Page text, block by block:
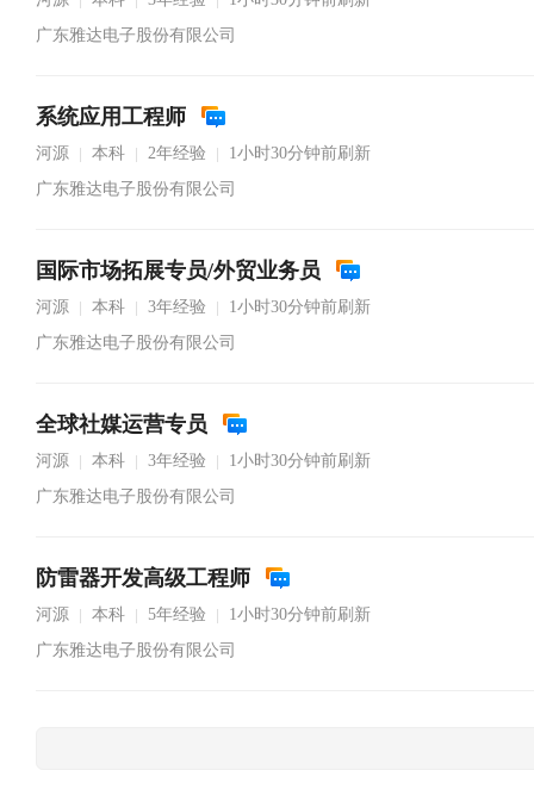
广东雅达电子股份有限公司
系统应用工程师
河源 本科 2年经验
1小时30分钟前刷新
广东雅达电子股份有限公司
国际市场拓展专员/外贸业务员
河源 本科 3年经验
1小时30分钟前刷新
广东雅达电子股份有限公司
全球社媒运营专员
河源 本科 3年经验
1小时30分钟前刷新
广东雅达电子股份有限公司
防雷器开发高级工程师
河源 本科 5年经验
1小时30分钟前刷新
广东雅达电子股份有限公司